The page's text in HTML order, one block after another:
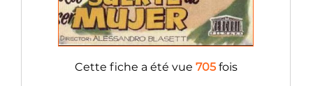
Cette fiche a été vue 705fois